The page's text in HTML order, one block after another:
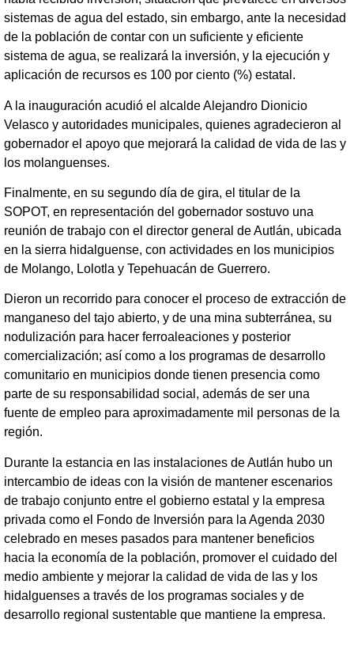
sistemas de agua del estado, sin embargo, ante la necesidad
de la población de contar con un suficiente y eficiente
sistema de agua, se realizará la inversión, y la ejecución y
aplicación de recursos es 100 por ciento (%) estatal.
A la inauguración acudió el alcalde Alejandro Dionicio
Velasco y autoridades municipales, quienes agradecieron al
gobernador el apoyo que mejorará la calidad de vida de las y
los molanguenses.
Finalmente, en su segundo día de gira, el titular de la
SOPOT, en representación del gobernador sostuvo una
reunión de trabajo con el director general de Autlán, ubicada
en la sierra hidalguense, con actividades en los municipios
de Molango, Lolotla y Tepehuacán de Guerrero.
Dieron un recorrido para conocer el proceso de extracción de
manganeso del tajo abierto, y de una mina subterránea, su
nodulización para hacer ferroaleaciones y posterior
comercialización; así como a los programas de desarrollo
comunitario en municipios donde tienen presencia como
parte de su responsabilidad social, además de ser una
fuente de empleo para aproximadamente mil personas de la
región.
Durante la estancia en las instalaciones de Autlán hubo un
intercambio de ideas con la visión de mantener escenarios
de trabajo conjunto entre el gobierno estatal y la empresa
privada como el Fondo de Inversión para la Agenda 2030
celebrado en meses pasados para mantener beneficios
hacia la economía de la población, promover el cuidado del
medio ambiente y mejorar la calidad de vida de las y los
hidalguenses a través de los programas sociales y de
desarrollo regional sustentable que mantiene la empresa.